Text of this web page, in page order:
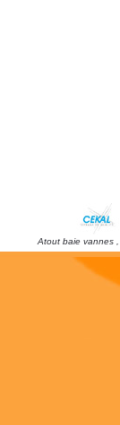
Atout baie vannes